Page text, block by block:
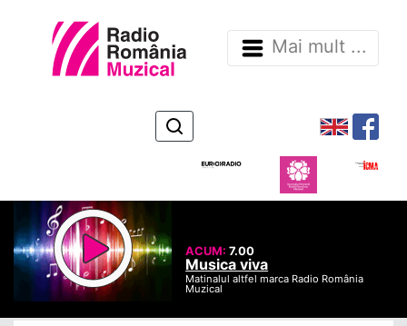
Mai mult ...
ACUM:7.00
Musica viva
Matinalul altfel marca Radio România
Muzical